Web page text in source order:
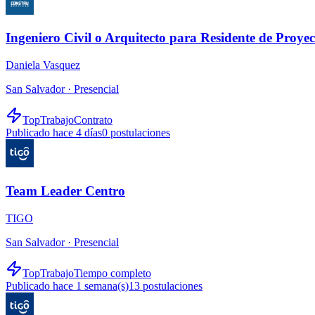
Ingeniero Civil o Arquitecto para Residente de
Daniela Vasquez
San Salvador · Presencial
TopTrabajoContrato
Publicado hace 4 días0 postulaciones
Team Leader Centro
TIGO
San Salvador · Presencial
TopTrabajoTiempo completo
Publicado hace 1 semana(s)13 postulaciones